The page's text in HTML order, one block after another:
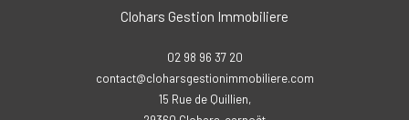
Clohars Gestion Immobiliere
02 98 96 37 20
contact@cloharsgestionimmobiliere.com
15 Rue de Quillien,